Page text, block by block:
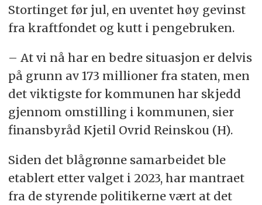
Stortinget før jul, en uventet høy gevinst
fra kraftfondet og kutt i pengebruken.
– At vi nå har en bedre situasjon er delvis
på grunn av 173 millioner fra staten, men
det viktigste for kommunen har skjedd
gjennom omstilling i kommunen, sier
finansbyråd Kjetil Ovrid Reinskou (H).
Siden det blågrønne samarbeidet ble
etablert etter valget i 2023, har mantraet
fra de styrende politikerne vært at det